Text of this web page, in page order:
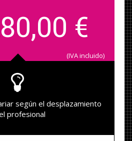
€
(IVA incluido)
según el desplazamiento
profesional